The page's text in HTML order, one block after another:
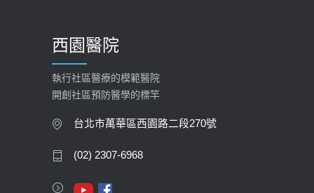
西園醫院
執行社區醫療的模範醫院
開創社區預防醫學的標竿
台北市萬華區西園路二段270號
(02) 2307-6968